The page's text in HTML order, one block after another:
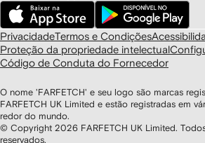
PrivacidadeTermos e Condições
Proteção da propriedade intelectual
Código de Conduta do Fornecedor
O nome 'FARFETCH' e seu logo são marcas
FARFETCH UK Limited e estão registradas em
redor do mundo.
© Copyright 2026 FARFETCH UK Limited.
reservados.